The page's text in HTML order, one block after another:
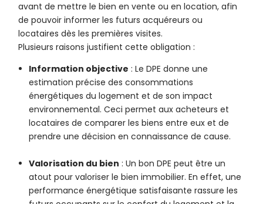
avant de mettre le bien en vente ou en location, afin
de pouvoir informer les futurs acquéreurs ou
locataires dès les premières visites.
Plusieurs raisons justifient cette obligation :
Information objective : Le DPE donne une
estimation précise des consommations
énergétiques du logement et de son impact
environnemental. Ceci permet aux acheteurs et
locataires de comparer les biens entre eux et de
prendre une décision en connaissance de cause.
Valorisation du bien : Un bon DPE peut être un
atout pour valoriser le bien immobilier. En effet, une
performance énergétique satisfaisante rassure les